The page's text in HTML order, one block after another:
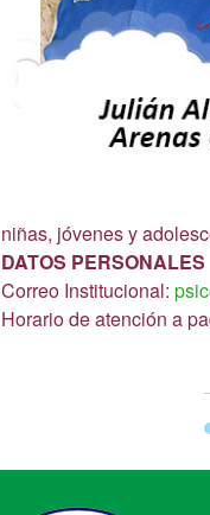
niñas, jóvenes y
DATOS PERSONALES
Correo Institucional:
Horario de atención a